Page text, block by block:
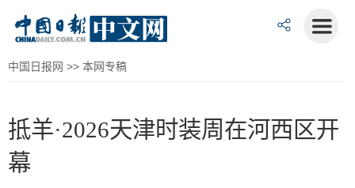
中国日报网 >> 本网专稿
抵羊·2026天津时装周在河西区开
幕